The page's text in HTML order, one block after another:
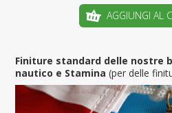
AGGIUNGI AL
Finiture standard delle nostre
nautico e Stamina(per delle